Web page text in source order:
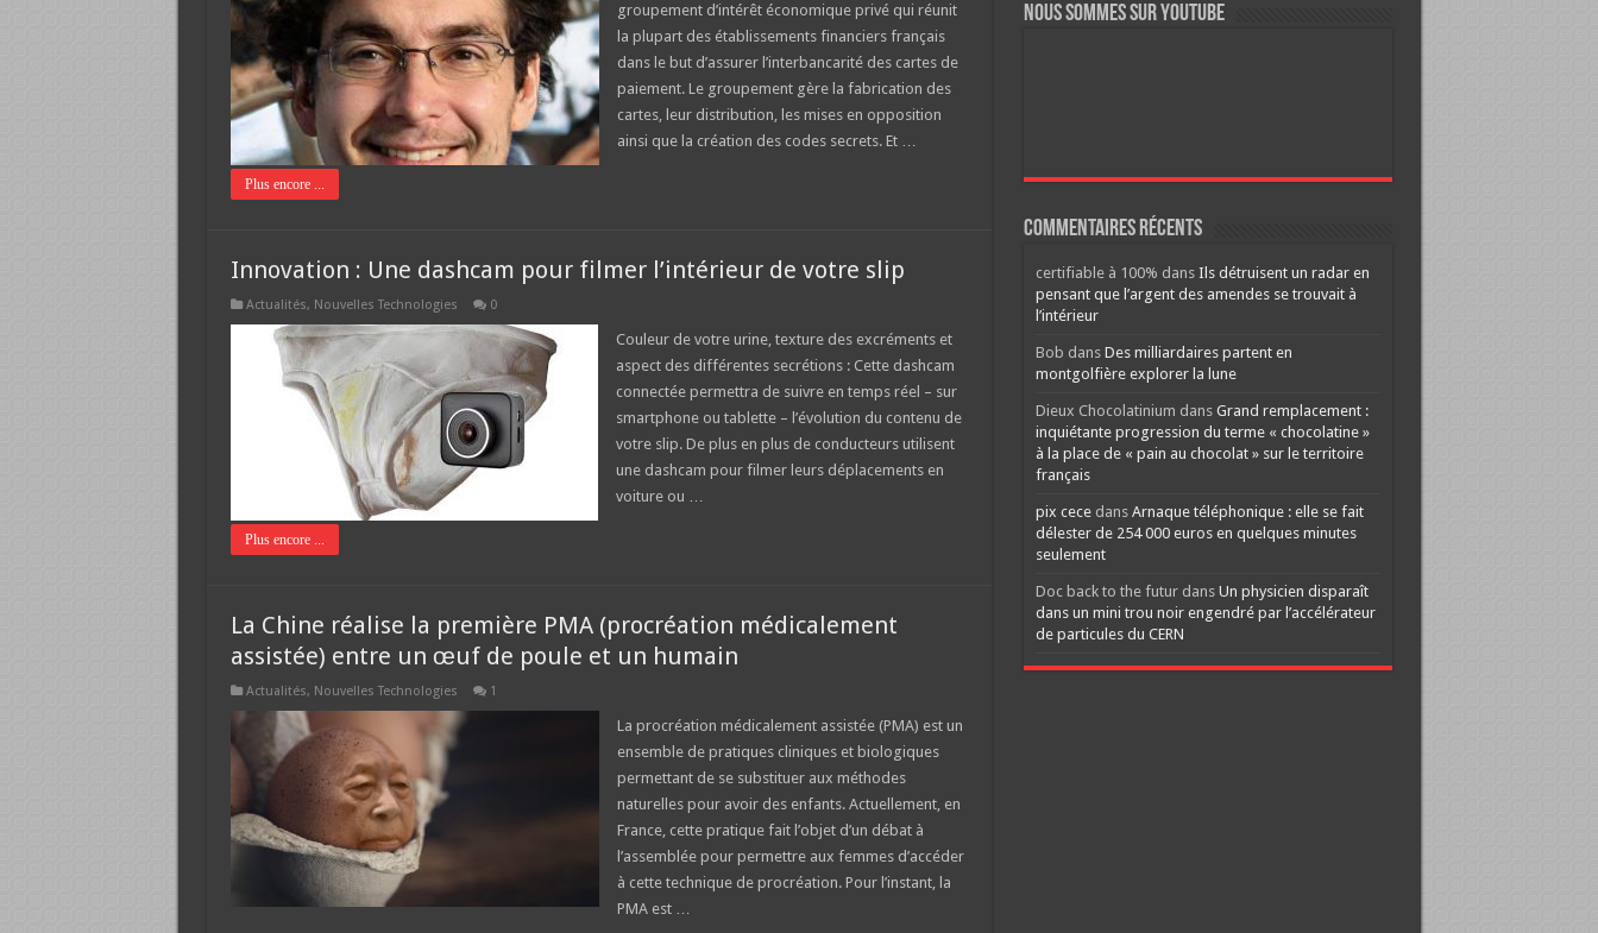
groupement d’intérêt économique privé qui réunit
la plupart des établissements financiers français
dans le but d’assurer l’interbancarité des cartes de
paiement. Le groupement gère la fabrication des
cartes, leur distribution, les mises en opposition
ainsi que la création des codes secrets. Et …
Plus encore ...
Innovation : Une dashcam pour filmer l’intérieur de votre slip
Actualités, Nouvelles Technologies 0
Couleur de votre urine, texture des excréments et
aspect des différentes secrétions : Cette dashcam
connectée permettra de suivre en temps réel – sur
smartphone ou tablette – l’évolution du contenu de
votre slip. De plus en plus de conducteurs utilisent
une dashcam pour filmer leurs déplacements en
voiture ou …
Plus encore ...
La Chine réalise la première PMA (procréation médicalement
assistée) entre un œuf de poule et un humain
Actualités, Nouvelles Technologies 1
La procréation médicalement assistée (PMA) est un
ensemble de pratiques cliniques et biologiques
permettant de se substituer aux méthodes
naturelles pour avoir des enfants. Actuellement, en
France, cette pratique fait l’objet d’un débat à
l’assemblée pour permettre aux femmes d’accéder
à cette technique de procréation. Pour l’instant, la
PMA est …
Nous sommes sur YouTube
Commentaires récents
certifiable à 100% dans Ils détruisent un radar en
pensant que l’argent des amendes se trouvait à
l’intérieur
Bob dans Des milliardaires partent en
montgolfière explorer la lune
Dieux Chocolatinium dans Grand remplacement :
inquiétante progression du terme « chocolatine »
à la place de « pain au chocolat » sur le territoire
français
pix cecedans Arnaque téléphonique : elle se fait
délester de 254 000 euros en quelques minutes
seulement
Doc back to the futurdans Un physicien disparaît
dans un mini trou noir engendré par l’accélérateur
de particules du CERN